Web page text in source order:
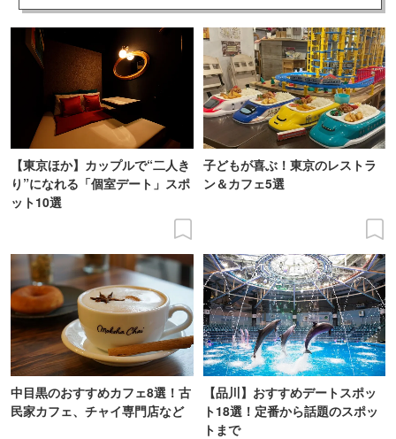
【東京ほか】カップルで“二人き
り”になれる「個室デート」スポ
ット10選
子どもが喜ぶ！東京のレストラ
ン＆カフェ5選
中目黒のおすすめカフェ8選！古
民家カフェ、チャイ専門店など
【品川】おすすめデートスポッ
ト18選！定番から話題のスポッ
トまで